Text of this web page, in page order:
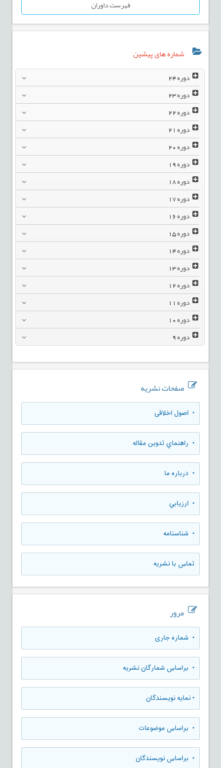
فهرست داوران
شماره های پیشین
دوره24
دوره23
دوره22
دوره21
دوره20
دوره19
دوره18
دوره17
دوره16
دوره15
دوره14
دوره13
دوره12
دوره11
دوره10
دوره9
صفحات نشریه
• اصول اخلاقی
• راهنماي تدوين مقاله
• درباره ما
• ارزيابي
• شناسنامه
تماس با نشریه
مرور
• شماره جاری
• براساس شمارگان نشریه
•نمایه نویسندگان
• براساس موضوعات
• براساس نویسندگان